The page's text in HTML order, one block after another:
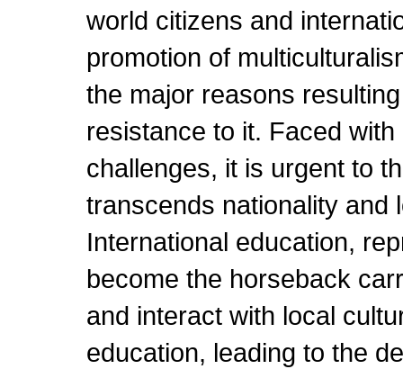
world citizens and
promotion of
the major reasons
resistance to it. Faced
challenges, it is urgent to
transcends nationality and
International education,
become the horseback
and interact with local
education, leading to the